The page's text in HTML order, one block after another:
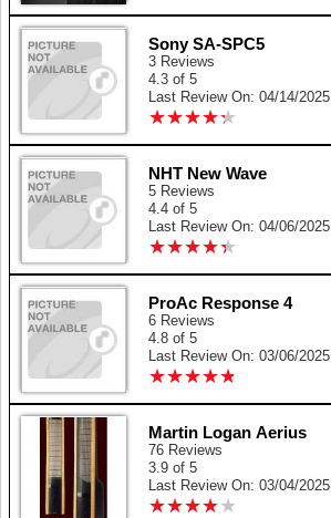
Sony SA-SPC5
3 Reviews
4.3 of 5
Last Review On: 04/14/2025
★★★★★
★★★★★
NHT New Wave
5 Reviews
4.4 of 5
Last Review On: 04/06/2025
★★★★★
★★★★★
ProAc Response 4
6 Reviews
4.8 of 5
Last Review On: 03/06/2025
★★★★★
★★★★★
Martin Logan Aerius
76 Reviews
3.9 of 5
Last Review On: 03/04/2025
★★★★ ★
★★★★ ★